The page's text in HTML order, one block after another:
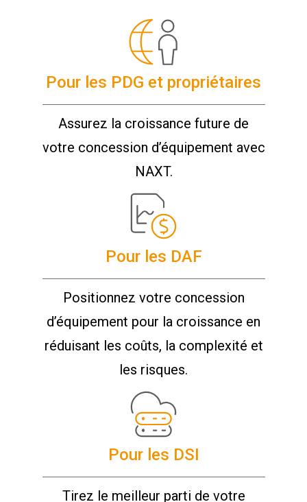
Pour les PDG et propriétaires
Assurez la croissance future de
votre concession d’équipement avec
NAXT.
Pour les DAF
Positionnez votre concession
d’équipement pour la croissance en
réduisant les coûts, la complexité et
les risques.
Pour les DSI
Tirez le meilleur parti de votre